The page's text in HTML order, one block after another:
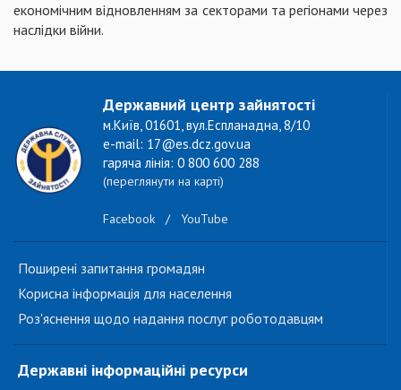
економічним відновленням за секторами та регіонами через
наслідки війни.
Державний центр зайнятості
м.Київ, 01601, вул.Еспланадна, 8/10
e-mail: 17@es.dcz.gov.ua
гаряча лінія: 0 800 600 288
(переглянути на карті)
Facebook / YouTube
Поширені запитання громадян
Корисна інформація для населення
Роз'яснення щодо надання послуг роботодавцям
Державні інформаційні ресурси